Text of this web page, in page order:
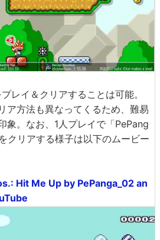
レイ＆クリアすることは可能。
ア方法も異なってくるため、難易
象。なお、1人プレイで「PePang
クリアする様子は以下のムービー
Hit Me Up by PePanga_02 an